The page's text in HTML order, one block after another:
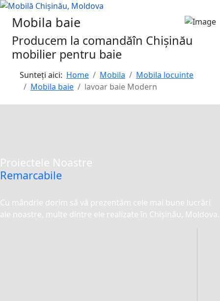
Mobila baie
Producem la comandăîn Chișinău
mobilier pentru baie
Sunteți aici: Home Mobila
Mobila locuinte
Mobila baie
lavoar baie Modern
Proiectele Noastre
Remarcabile
Cu mândrie dorim să vă prezentăm cele mai bune lucrări
ale noastre, multe dintre ele realizate în Chișinău, Moldova.